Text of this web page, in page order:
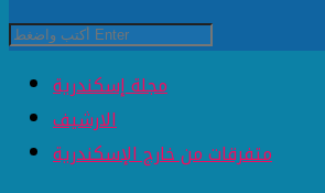
مجلة إسكندرية
الارشيف
متفرقات من خارج الإسكندرية